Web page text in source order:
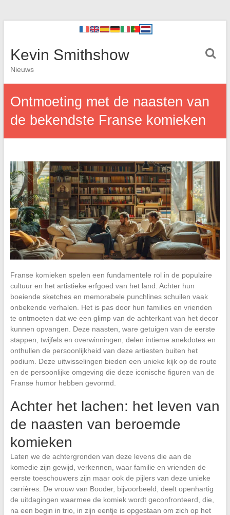
Kevin Smithshow
Nieuws
Ontmoeting met de naasten van
de bekendste Franse komieken
Franse komieken spelen een fundamentele rol in de populaire
cultuur en het artistieke erfgoed van het land. Achter hun
boeiende sketches en memorabele punchlines schuilen vaak
onbekende verhalen. Het is pas door hun families en vrienden
te ontmoeten dat we een glimp van de achterkant van het decor
kunnen opvangen. Deze naasten, ware getuigen van de eerste
stappen, twijfels en overwinningen, delen intieme anekdotes en
onthullen de persoonlijkheid van deze artiesten buiten het
podium. Deze uitwisselingen bieden een unieke kijk op de route
en de persoonlijke omgeving die deze iconische figuren van de
Franse humor hebben gevormd.
Achter het lachen: het leven van
de naasten van beroemde
komieken
Laten we de achtergronden van deze levens die aan de
komedie zijn gewijd, verkennen, waar familie en vrienden de
eerste toeschouwers zijn maar ook de pijlers van deze unieke
carrières. De vrouw van Booder, bijvoorbeeld, deelt openhartig
de uitdagingen waarmee de komiek wordt geconfronteerd, die,
na een begin in trio, in zijn eentje is opgestaan om zich op het